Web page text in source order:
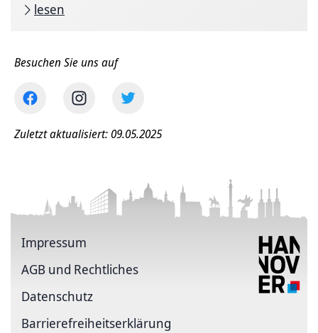
lesen
Besuchen Sie uns auf
Zuletzt aktualisiert: 09.05.2025
Impressum
AGB und Rechtliches
Datenschutz
Barriere­freiheits­erklärung